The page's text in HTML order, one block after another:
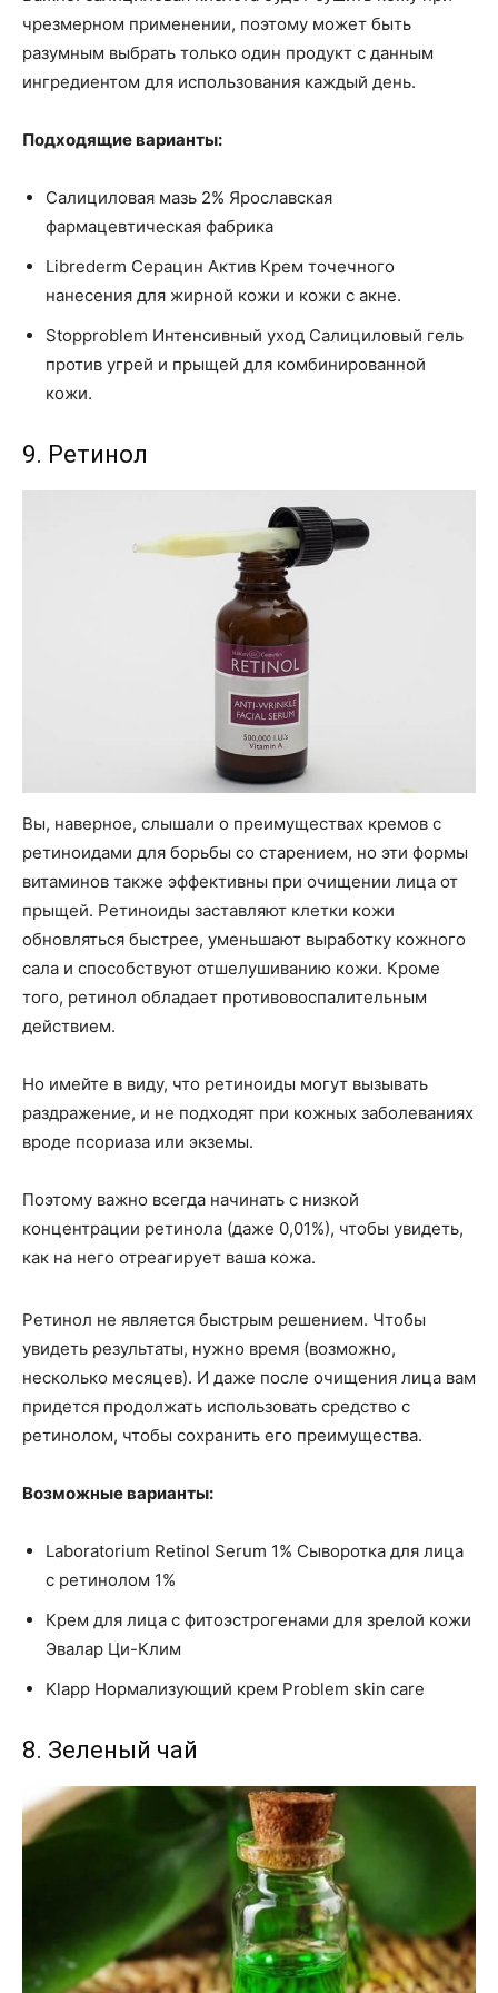
чрезмерном применении, поэтому может быть
разумным выбрать только один продукт с данным
ингредиентом для использования каждый день.
Подходящие варианты:
Салициловая мазь 2% Ярославская
фармацевтическая фабрика
Librederm Серацин Актив Крем точечного
нанесения для жирной кожи и кожи с акне.
Stopproblem Интенсивный уход Салициловый гель
против угрей и прыщей для комбинированной
кожи.
9. Ретинол
Вы, наверное, слышали о преимуществах кремов с
ретиноидами для борьбы со старением, но эти формы
витаминов также эффективны при очищении лица от
прыщей. Ретиноиды заставляют клетки кожи
обновляться быстрее, уменьшают выработку кожного
сала и способствуют отшелушиванию кожи. Кроме
того, ретинол обладает противовоспалительным
действием.
Но имейте в виду, что ретиноиды могут вызывать
раздражение, и не подходят при кожных заболеваниях
вроде псориаза или экземы.
Поэтому важно всегда начинать с низкой
концентрации ретинола (даже 0,01%), чтобы увидеть,
как на него отреагирует ваша кожа.
Ретинол не является быстрым решением. Чтобы
увидеть результаты, нужно время (возможно,
несколько месяцев). И даже после очищения лица вам
придется продолжать использовать средство с
ретинолом, чтобы сохранить его преимущества.
Возможные варианты:
Laboratorium Retinol Serum 1% Сыворотка для лица
с ретинолом 1%
Крем для лица с фитоэстрогенами для зрелой кожи
Эвалар Ци-Клим
Klapp Нормализующий крем Problem skin care
8. Зеленый чай